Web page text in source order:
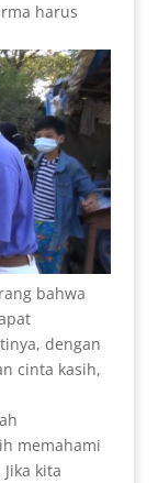
harus
bahwa
dengan
cinta kasih,
memahami
kita